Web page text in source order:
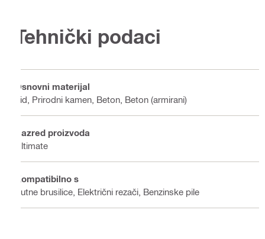
Tehnički podaci
Osnovni materijal
Zid, Prirodni kamen, Beton, Beton (armirani)
Razred proizvoda
Ultimate
Kompatibilno s
Kutne brusilice, Električni rezači, Benzinske pile